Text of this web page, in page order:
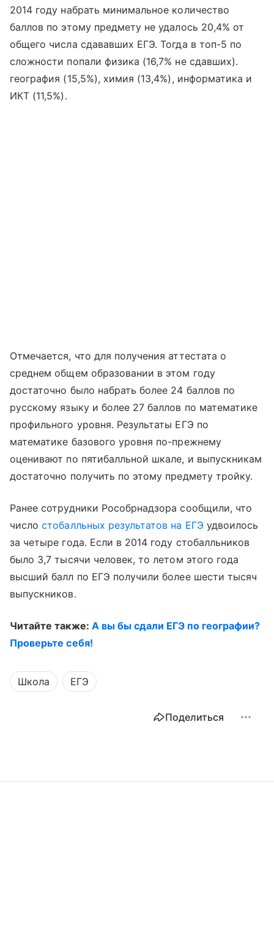
2014 году набрать минимальное количество
баллов по этому предмету не удалось 20,4% от
общего числа сдававших ЕГЭ. Тогда в топ-5 по
сложности попали физика (16,7% не сдавших).
география (15,5%), химия (13,4%), информатика и
ИКТ (11,5%).
Отмечается, что для получения аттестата о
среднем общем образовании в этом году
достаточно было набрать более 24 баллов по
русскому языку и более 27 баллов по математике
профильного уровня. Результаты ЕГЭ по
математике базового уровня по-прежнему
оценивают по пятибалльной шкале, и выпускникам
достаточно получить по этому предмету тройку.
Ранее сотрудники Рособрнадзора сообщили, что
числостобалльных результатов на ЕГЭ удвоилось
за четыре года. Если в 2014 году стобалльников
было 3,7 тысячи человек, то летом этого года
высший балл по ЕГЭ получили более шести тысяч
выпускников.
Читайте также: А вы бы сдали ЕГЭ по географии?
Проверьте себя!
Школа ЕГЭ
Поделиться